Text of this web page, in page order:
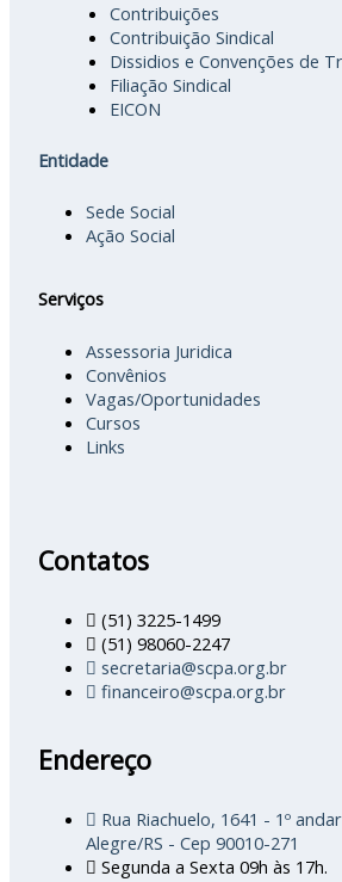
Contribuições
Contribuição Sindical
Dissidios e Convenções de
Filiação Sindical
EICON
Entidade
Sede Social
Ação Social
Serviços
Assessoria Juridica
Convênios
Vagas/Oportunidades
Cursos
Links
Contatos
(51) 3225-1499
(51) 98060-2247
secretaria@scpa.org.br
financeiro@scpa.org.br
Endereço
Rua Riachuelo, 1641 - 1º
Alegre/RS - Cep 90010-271
Segunda a Sexta 09h às 17h.